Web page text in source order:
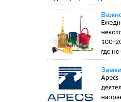
100-
где
Apecs